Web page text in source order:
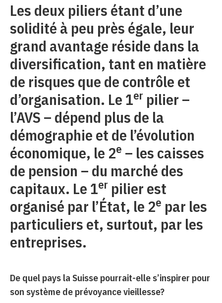
Les deux piliers étant d’une
solidité à peu près égale, leur
grand avantage réside dans la
diversification, tant en matière
de risques que de contrôle et
d’organisation. Le 1er pilier –
l’AVS – dépend plus de la
démographie et de l’évolution
économique, le 2e – les caisses
de pension – du marché des
capitaux. Le 1er pilier est
organisé par l’État, le 2e par les
particuliers et, surtout, par les
entreprises.
De quel pays la Suisse pourrait-elle s’inspirer pour
son système de prévoyance vieillesse?